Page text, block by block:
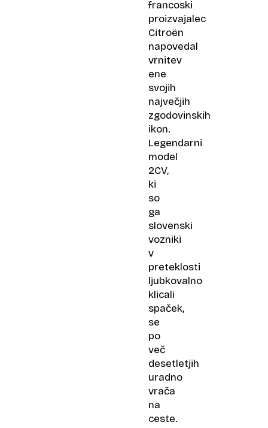
francoski
proizvajalec
Citroën
napovedal
vrnitev
ene
svojih
največjih
zgodovinskih
ikon.
Legendarni
model
2CV,
ki
so
ga
slovenski
vozniki
v
preteklosti
ljubkovalno
klicali
spaček,
se
po
več
desetletjih
uradno
vrača
na
ceste.